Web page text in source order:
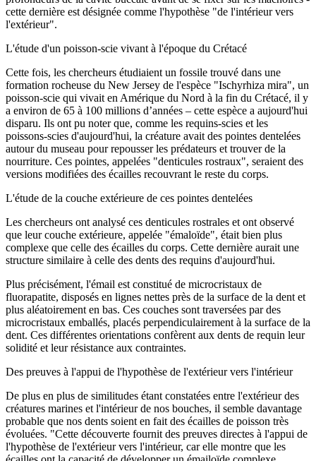
cette dernière est désignée comme l'hypothèse "de l'intérieur vers
l'extérieur".
L'étude d'un poisson-scie vivant à l'époque du Crétacé
Cette fois, les chercheurs étudiaient un fossile trouvé dans une
formation rocheuse du New Jersey de l'espèce "Ischyrhiza mira", un
poisson-scie qui vivait en Amérique du Nord à la fin du Crétacé, il y
a environ de 65 à 100 millions d’années – cette espèce a aujourd'hui
disparu. Ils ont pu noter que, comme les requins-scies et les
poissons-scies d'aujourd'hui, la créature avait des pointes dentelées
autour du museau pour repousser les prédateurs et trouver de la
nourriture. Ces pointes, appelées "denticules rostraux", seraient des
versions modifiées des écailles recouvrant le reste du corps.
L'étude de la couche extérieure de ces pointes dentelées
Les chercheurs ont analysé ces denticules rostrales et ont observé
que leur couche extérieure, appelée "émaloïde", était bien plus
complexe que celle des écailles du corps. Cette dernière aurait une
structure similaire à celle des dents des requins d'aujourd'hui.
Plus précisément, l'émail est constitué de microcristaux de
fluorapatite, disposés en lignes nettes près de la surface de la dent et
plus aléatoirement en bas. Ces couches sont traversées par des
microcristaux emballés, placés perpendiculairement à la surface de la
dent. Ces différentes orientations confèrent aux dents de requin leur
solidité et leur résistance aux contraintes.
Des preuves à l'appui de l'hypothèse de l'extérieur vers l'intérieur
De plus en plus de similitudes étant constatées entre l'extérieur des
créatures marines et l'intérieur de nos bouches, il semble davantage
probable que nos dents soient en fait des écailles de poisson très
évoluées. "Cette découverte fournit des preuves directes à l'appui de
l'hypothèse de l'extérieur vers l'intérieur, car elle montre que les